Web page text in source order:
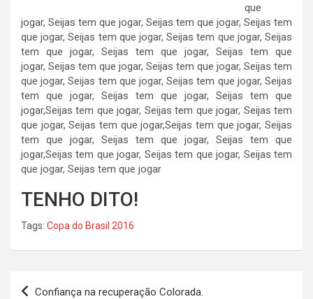
que
jogar, Seijas tem que jogar, Seijas tem que jogar, Seijas tem
que jogar, Seijas tem que jogar, Seijas tem que jogar, Seijas
tem que jogar, Seijas tem que jogar, Seijas tem que
jogar, Seijas tem que jogar, Seijas tem que jogar, Seijas tem
que jogar, Seijas tem que jogar, Seijas tem que jogar, Seijas
tem que jogar, Seijas tem que jogar, Seijas tem que
jogar,Seijas tem que jogar, Seijas tem que jogar, Seijas tem
que jogar, Seijas tem que jogar,Seijas tem que jogar, Seijas
tem que jogar, Seijas tem que jogar, Seijas tem que
jogar,Seijas tem que jogar, Seijas tem que jogar, Seijas tem
que jogar, Seijas tem que jogar
TENHO DITO!
Tags: Copa do Brasil 2016
Navegação
Confiança na recuperação Colorada.